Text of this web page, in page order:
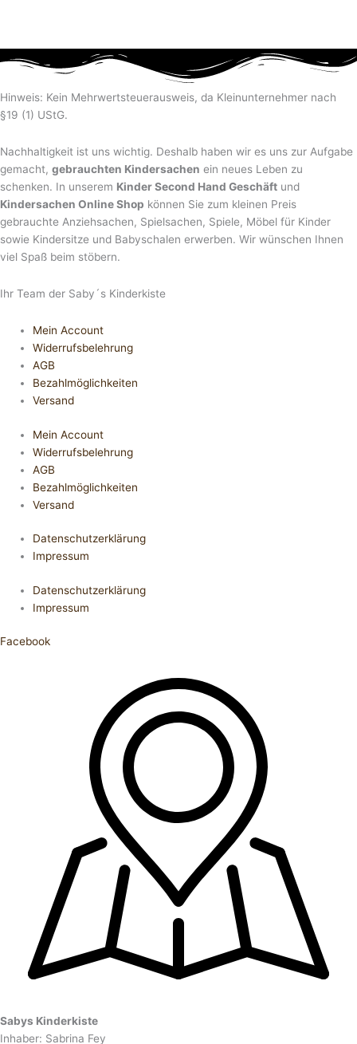
Hinweis: Kein Mehrwertsteuerausweis, da Kleinunternehmer nach
§19 (1) UStG.
Nachhaltigkeit ist uns wichtig. Deshalb haben wir es uns zur Aufgabe
gemacht, gebrauchten Kindersachen ein neues Leben zu
schenken. In unserem Kinder Second Hand Geschäft und
Kindersachen Online Shop können Sie zum kleinen Preis
gebrauchte Anziehsachen, Spiel­sachen, Spiele, Möbel für Kinder
sowie Kindersitze und Babyschalen erwerben. Wir wünschen Ihnen
viel Spaß beim stöbern.
Ihr Team der Saby´s Kinderkiste
Mein Account
Widerrufsbelehrung
AGB
Bezahlmöglichkeiten
Versand
Mein Account
Widerrufsbelehrung
AGB
Bezahlmöglichkeiten
Versand
Datenschutzerklärung
Impressum
Datenschutzerklärung
Impressum
Facebook
Sabys Kinderkiste
Inhaber: Sabrina Fey